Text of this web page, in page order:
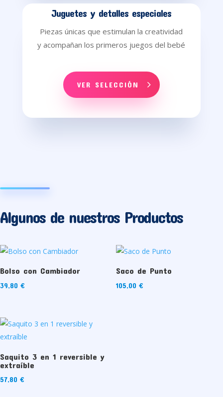
Juguetes y detalles especiales
Piezas únicas que estimulan la creatividad
y acompañan los primeros juegos del bebé
VER SELECCIÓN
Algunos de nuestros Productos
Bolso con Cambiador
39,80 €
Saco de Punto
105,00 €
Saquito 3 en 1 reversible y
extraíble
57,80 €